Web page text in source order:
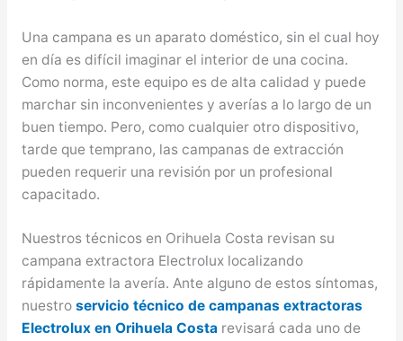
Una campana es un aparato doméstico, sin el cual hoy
en día es difícil imaginar el interior de una cocina.
Como norma, este equipo es de alta calidad y puede
marchar sin inconvenientes y averías a lo largo de un
buen tiempo. Pero, como cualquier otro dispositivo,
tarde que temprano, las campanas de extracción
pueden requerir una revisión por un profesional
capacitado.
Nuestros técnicos en Orihuela Costa revisan su
campana extractora Electrolux localizando
rápidamente la avería. Ante alguno de estos síntomas,
nuestro servicio técnico de campanas extractoras
Electrolux en Orihuela Costarevisará cada uno de